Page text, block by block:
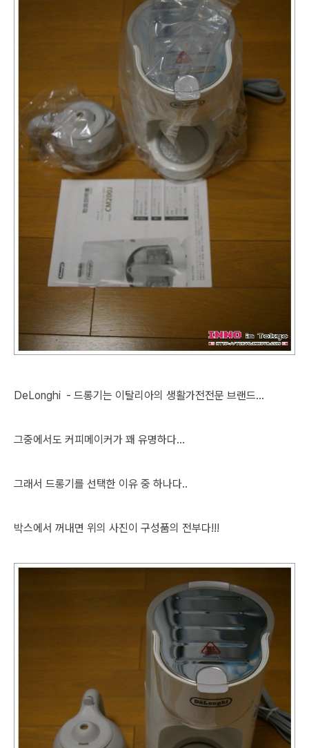
DeLonghi - 드롱기는 이탈리아의 생활가전전문 브랜드...
그중에서도 커피메이커가 꽤 유명하다...
그래서 드롱기를 선택한 이유 중 하나다..
박스에서 꺼내면 위의 사진이 구성품의 전부다!!!